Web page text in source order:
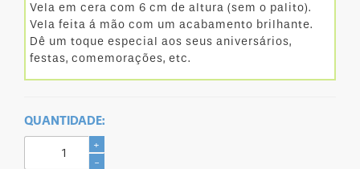
Vela em cera com 6 cm de altura (sem o palito).
Vela feita á mão com um acabamento brilhante.
Dê um toque especial aos seus aniversários,
festas, comemorações, etc.
QUANTIDADE:
+
-